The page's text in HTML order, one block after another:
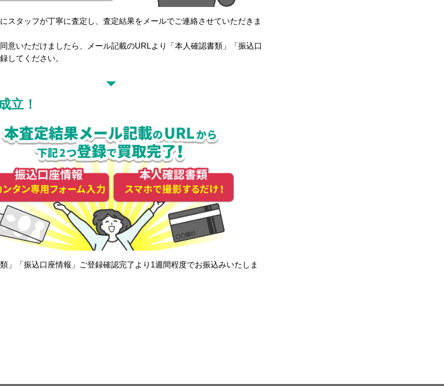
スタッフが丁寧に査定し、査定結果をメールでご連絡させていただきま
意いただけましたら、メール記載のURLより「本人確認書類」「振込口
してください。
立！
」「振込口座情報」ご登録確認完了より1週間程度でお振込みいたしま